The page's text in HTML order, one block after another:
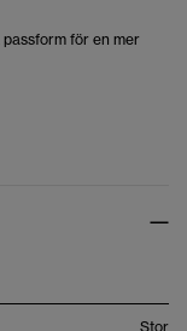
för en mer
Stor